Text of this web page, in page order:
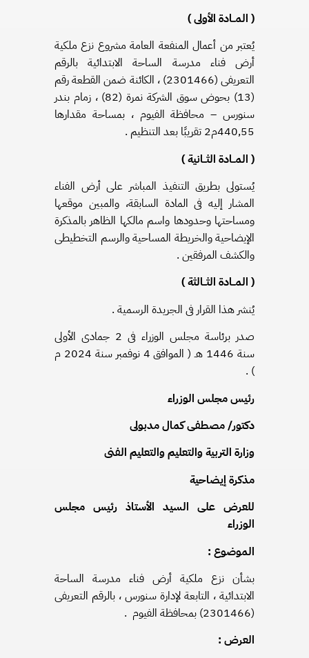
( المــادة الأولى )
يُعتبر من أعمال المنفعة العامة مشروع نزع ملكية
أرض فناء مدرسة الساحة الابتدائية بالرقم
التعريفى (2301466) ، الكائنة ضمن القطعة رقم
(13) بحوض سوق الشركة نمرة (82) ، زمام بندر
سنورس – محافظة الفيوم ، بمساحة مقدارها
440٫55م2 تقريبًا بعد التنظيم .
( المــادة الثــانية )
يُستولى بطريق التنفيذ المباشر على أرض الفناء
المشار إليه فى المادة السابقة، والمبين موقعها
ومساحتها وحدودها واسم مالكها الظاهر بالمذكرة
الإيضاحية والخريطة المساحية والرسم التخطيطى
والكشف المرفقين .
( المــادة الثــالثة )
يُنشر هذا القرار فى الجريدة الرسمية .
صدر برئاسة مجلس الوزراء فى 2 جمادى الأولى
سنة 1446 هـ ( الموافق 4 نوفمبر سنة 2024 م
) .
رئيس مجلس الوزراء
دكتور/ مصطفى كمال مدبولى
وزارة التربية والتعليم والتعليم الفنى
مذكرة إيضاحية
للعرض على السيد الأستاذ رئيس مجلس
الوزراء
الموضوع :
بشأن نزع ملكية أرض فناء مدرسة الساحة
الابتدائية ، التابعة لإدارة سنورس ، بالرقم التعريفى
(2301466) بمحافظة الفيوم .
العرض :